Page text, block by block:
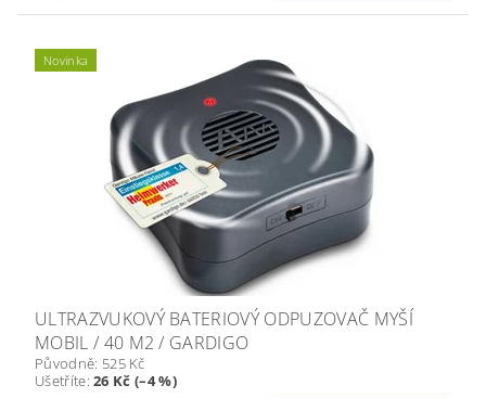
Novinka
ULTRAZVUKOVÝ BATERIOVÝ ODPUZOVAČ MYŠÍ
MOBIL / 40 M2 / GARDIGO
Původně: 525 Kč
Ušetříte:26 Kč (–4 %)